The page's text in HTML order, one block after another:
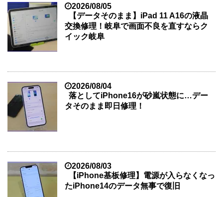
2026/08/05
【データそのまま】iPad 11 A16の液晶
交換修理！岐阜で画面不良を直すならク
イック岐阜
2026/08/04
落としてiPhone16が砂嵐状態に…デー
タそのまま即日修理！
2026/08/03
【iPhone基板修理】電源が入らなくなっ
たiPhone14のデータ無事で復旧